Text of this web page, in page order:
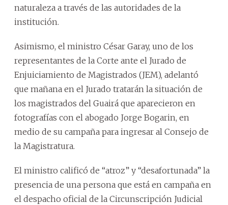
naturaleza a través de las autoridades de la
institución.
Asimismo, el ministro César Garay, uno de los
representantes de la Corte ante el Jurado de
Enjuiciamiento de Magistrados (JEM), adelantó
que mañana en el Jurado tratarán la situación de
los magistrados del Guairá que aparecieron en
fotografías con el abogado Jorge Bogarin, en
medio de su campaña para ingresar al Consejo de
la Magistratura.
El ministro calificó de “atroz” y “desafortunada” la
presencia de una persona que está en campaña en
el despacho oficial de la Circunscripción Judicial